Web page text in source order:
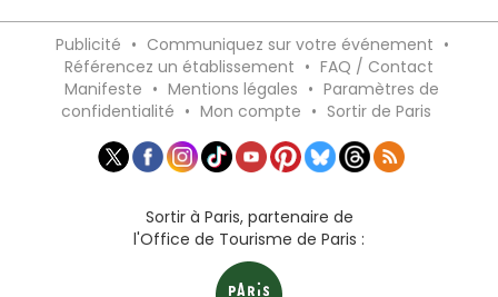
Publicité • Communiquez sur votre événement •
Référencez un établissement • FAQ / Contact
Manifeste • Mentions légales • Paramètres de
confidentialité • Mon compte • Sortir de Paris
Sortir à Paris, partenaire de
l'Office de Tourisme de Paris :